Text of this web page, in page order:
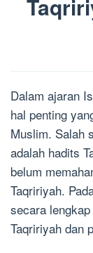
Dalam ajaran
hal penting
Muslim. Salah
adalah hadits
belum
Taqririyah.
secara
Taqririyah dan